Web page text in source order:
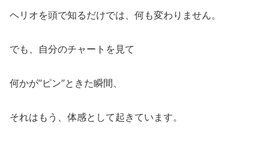
ヘリオを頭で知るだけでは、何も変わりません。
でも、自分のチャートを見て
何かが”ピン”ときた瞬間、
それはもう、体感として起きています。